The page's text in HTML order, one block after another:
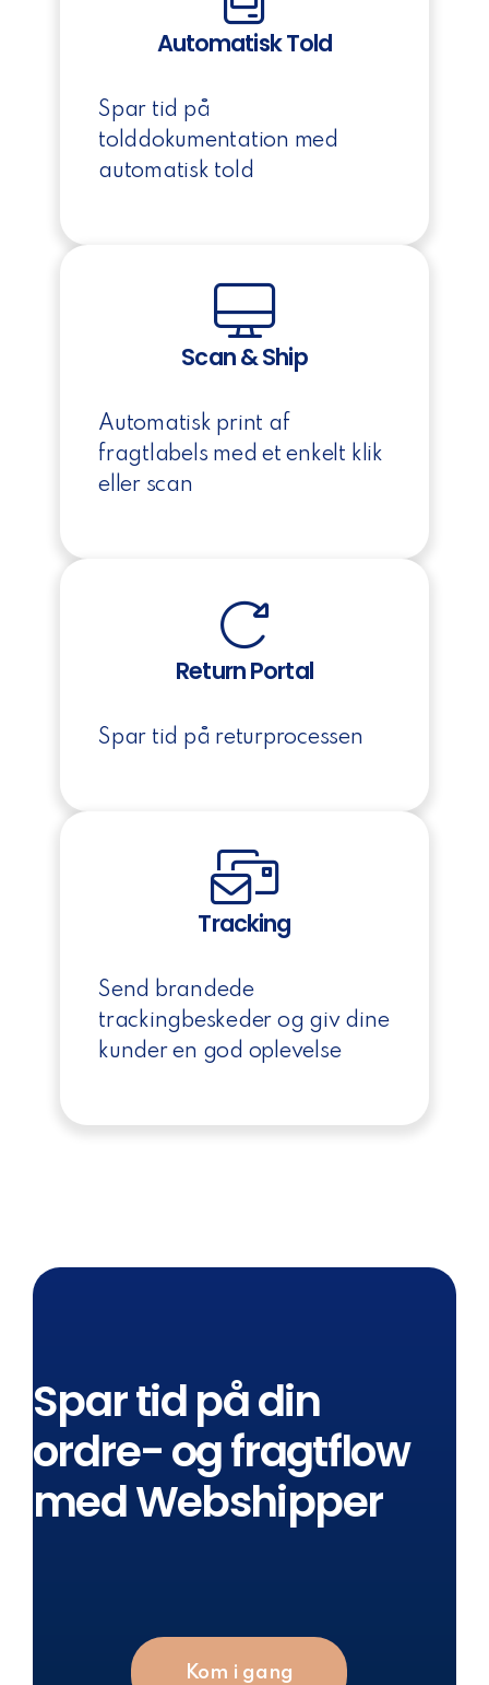
Automatisk Told
Spar tid på
tolddokumentation med
automatisk told
Scan & Ship
Automatisk print af
fragtlabels med et enkelt klik
eller scan
Return Portal
Spar tid på returprocessen
Tracking
Send brandede
trackingbeskeder og giv dine
kunder en god oplevelse
Spar tid på din
ordre- og fragtflow
med Webshipper
Kom i gang